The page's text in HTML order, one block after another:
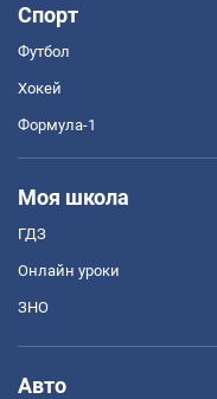
Спорт
Футбол
Хокей
Формула-1
Моя школа
ГДЗ
Онлайн уроки
ЗНО
Авто